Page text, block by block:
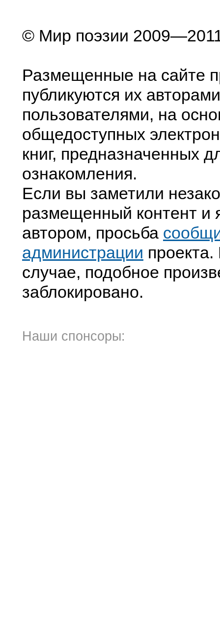
© Мир поэзии
Размещенные на сайте
публикуются их
пользователями, на
общедоступных
книг, предназначенных
ознакомления.
Если вы заметили
размещенный контент и
автором, просьба
администрации
случае, подобное
заблокировано.
Наши спонсоры: